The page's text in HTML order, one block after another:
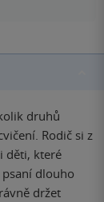
druhů
Rodič si z
děti, které
dlouho
držet